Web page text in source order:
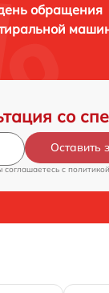
обращения
со
Оставить
соглашаетесь c